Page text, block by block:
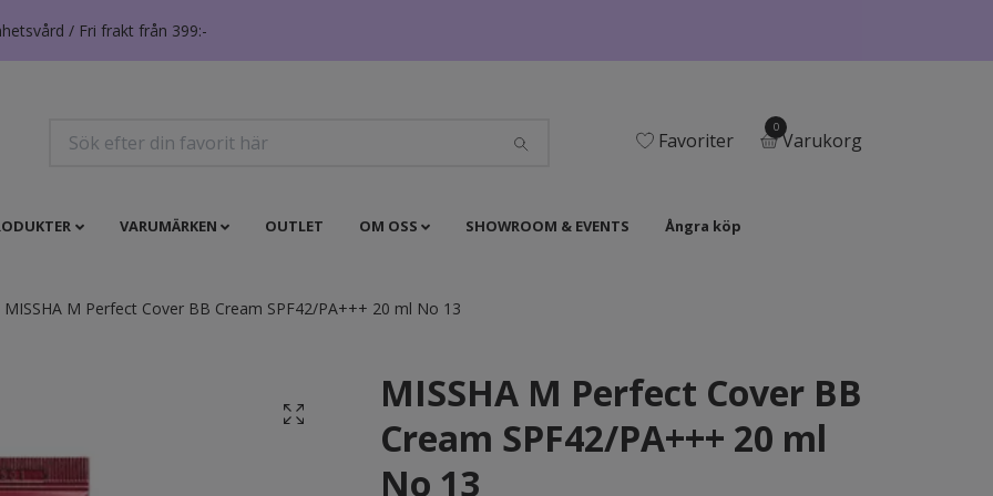
/ Fri frakt från 399:-
Favoriter
0
Varukorg
VARUMÄRKEN OUTLET OM OSS SHOWROOM & EVENTS Ångra köp
MISSHA M Perfect Cover BB Cream SPF42/PA+++ 20 ml No 13
MISSHA M Perfect Cover BB
Cream SPF42/PA+++ 20 ml
No 13